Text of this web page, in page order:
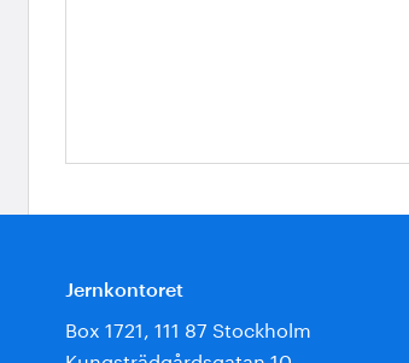
Jernkontoret
Box 1721, 111 87 Stockholm